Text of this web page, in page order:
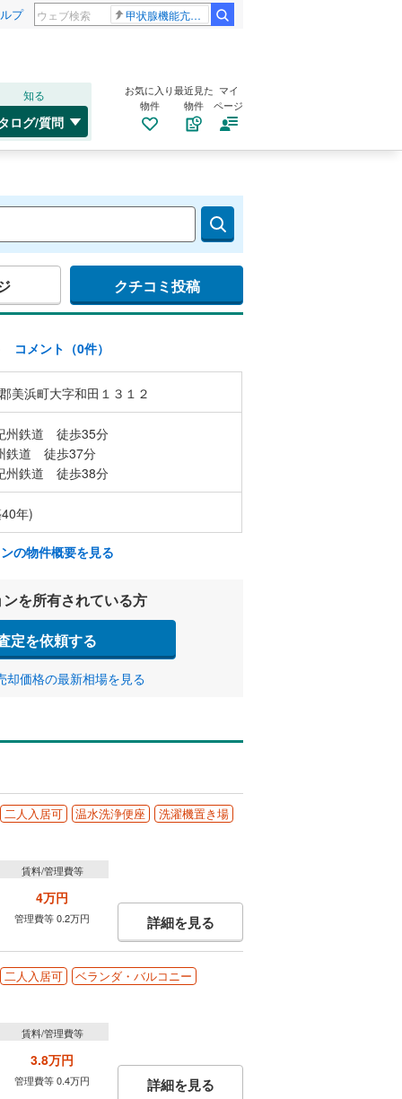
プ 甲状腺機能亢進症
知る
ログ/質問
お気に入り
物件
最近見た
物件
マイ
ページ
クチコミ投稿
コメント（0件）
美浜町大字和田１３１２
州鉄道 徒歩35分
鉄道 徒歩37分
州鉄道 徒歩38分
年)
の物件概要を見る
を所有されている方
定を依頼する
却価格の最新相場を見る
二人入居可 温水洗浄便座
洗濯機置き場
賃料/管理費等
4万円
管理費等 0.2万円 詳細を見る
二人入居可
ベランダ・バルコニー
賃料/管理費等
3.8万円
管理費等 0.4万円 詳細を見る